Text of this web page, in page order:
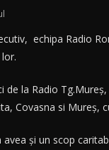
echipa Radio
de la Radio
Covasna si Mureș,
avea și un scop